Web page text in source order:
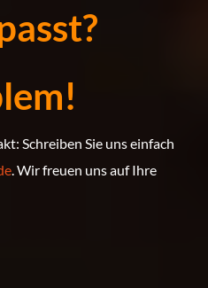
Schreiben Sie uns einfach
. Wir freuen uns auf Ihre